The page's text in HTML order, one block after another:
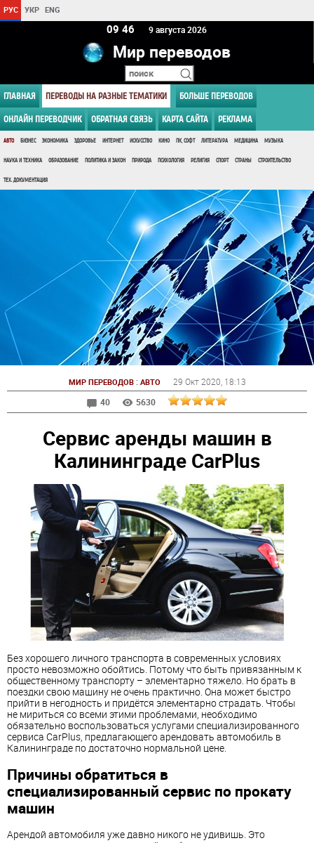
РУС УКР ENG
09:46 9 августа 2026
Мир переводов
ГЛАВНАЯ ПЕРЕВОДЫ НА РАЗНЫЕ ТЕМАТИКИ БОЛЬШЕ ПЕРЕВОДОВ
ОНЛАЙН ПЕРЕВОДЧИК ОБРАТНАЯ СВЯЗЬ КАРТА САЙТА РЕКЛАМА
АВТО БИЗНЕС ЭКОНОМИКА ЗДОРОВЬЕ ИНТЕРНЕТ ИСКУССТВО КИНО ПК, СОФТ ЛИТЕРАТУРА МЕДИЦИНА МУЗЫКА
НАУКА И ТЕХНИКА ОБРАЗОВАНИЕ ПОЛИТИКА И ЗАКОН ПРИРОДА ПСИХОЛОГИЯ РЕЛИГИЯ СПОРТ СТРАНЫ СТРОИТЕЛЬСТВО
ТЕХ. ДОКУМЕНТАЦИЯ
МИР ПЕРЕВОДОВ: АВТО 29 Окт 2020 , 18:13
40
5630
Сервис аренды машин в
Калининграде CarPlus
Без хорошего личного транспорта в современных условиях
просто невозможно обойтись. Потому что быть привязанным к
общественному транспорту – элементарно тяжело. Но брать в
поездки свою машину не очень практично. Она может быстро
прийти в негодность и придётся элементарно страдать. Чтобы
не мириться со всеми этими проблемами, необходимо
обязательно воспользоваться услугами специализированного
сервиса CarPlus, предлагающего арендовать автомобиль в
Калининграде по достаточно нормальной цене.
Причины обратиться в
специализированный сервис по прокату
машин
Арендой автомобиля уже давно никого не удивишь. Это